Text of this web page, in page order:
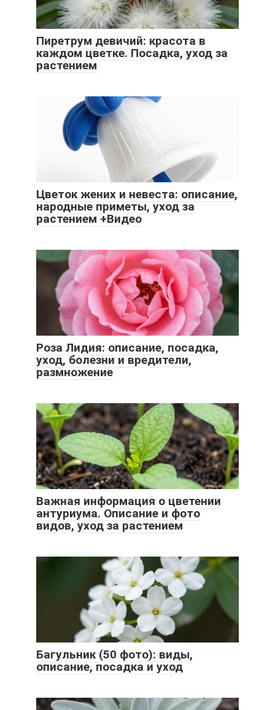
Пиретрум девичий: красота в
каждом цветке. Посадка, уход за
растением
Цветок жених и невеста: описание,
народные приметы, уход за
растением +Видео
Роза Лидия: описание, посадка,
уход, болезни и вредители,
размножение
Важная информация о цветении
антуриума. Описание и фото
видов, уход за растением
Багульник (50 фото): виды,
описание, посадка и уход